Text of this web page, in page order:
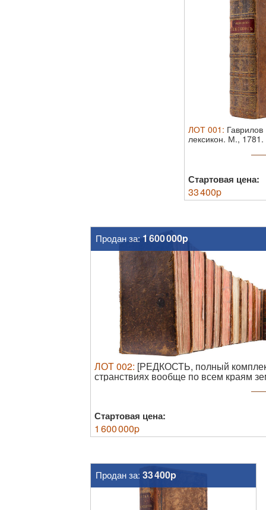
ЛОТ 001 :
лексикон. М., 1781.
Стартовая цена:
33 400p
Продан за: 1 600 000p
ЛОТ002: [РЕДКОСТЬ, полный
странствиях вообще по всем краям
наилучшим доказанное образом, в
Стартовая цена:
1 600 000p
Продан за: 33 400p